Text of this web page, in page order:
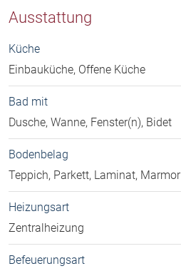
Ausstattung
Küche
Einbauküche, Offene Küche
Bad mit
Dusche, Wanne, Fenster(n), Bidet
Bodenbelag
Teppich, Parkett, Laminat, Marmor
Heizungsart
Zentralheizung
Befeuerungsart